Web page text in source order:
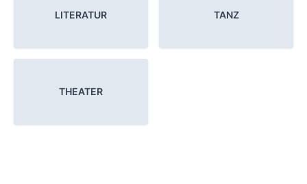
LITERATUR TANZ
THEATER